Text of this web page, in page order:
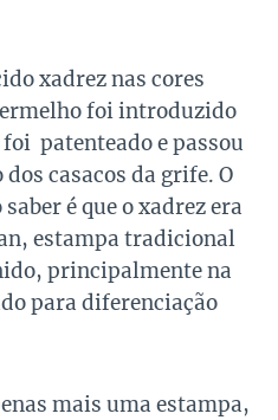
xadrez nas cores
foi introduzido
patenteado e passou
casacos da grife. O
é que o xadrez era
estampa tradicional
principalmente na
para diferenciação
mais uma estampa,